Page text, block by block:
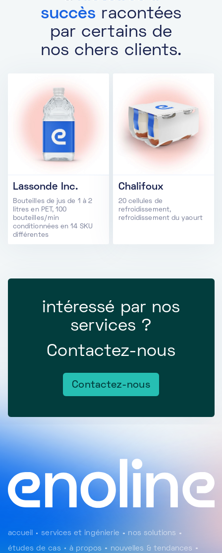
succès racontées
par certains de
nos chers clients.
Lassonde Inc.
Bouteilles de jus de 1 à 2
litres en PET, 100
bouteilles/min
conditionnées en 14 SKU
différentes
Chalifoux
20 cellules de
refroidissement,
refroidissement du yaourt
intéressé par nos
services ?
Contactez-nous
Contactez-nous
accueil services et ingénierie nos solutions
études de cas à propos nouvelles & tendances